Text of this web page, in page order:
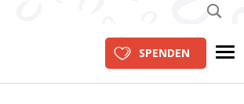
SPENDEN